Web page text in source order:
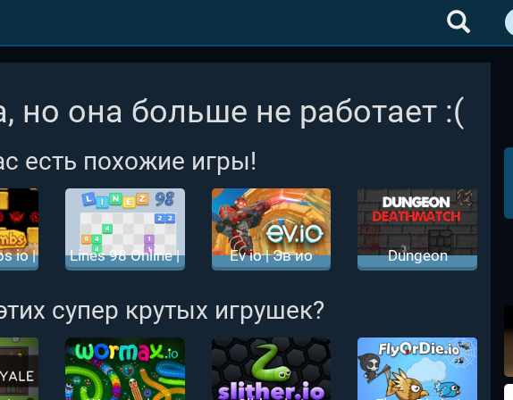
но она больше не работает :(
есть похожие игры!
io |
Lines 98 Online |
Ev io | Эв ио
Dungeon
супер крутых игрушек?